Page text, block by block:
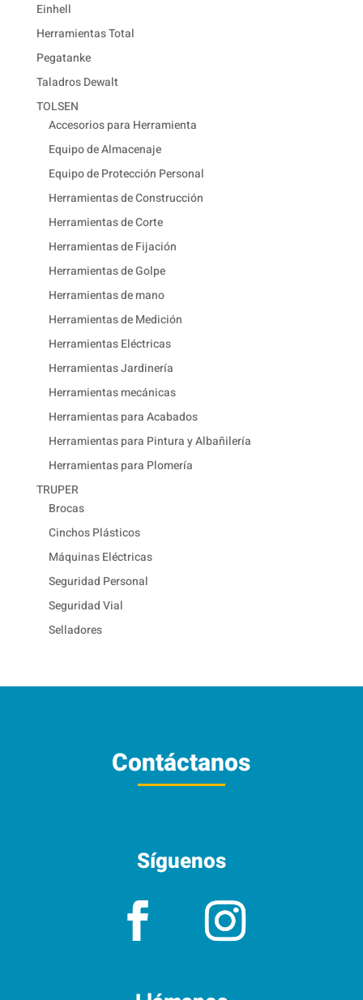
Einhell
Herramientas Total
Pegatanke
Taladros Dewalt
TOLSEN
Accesorios para Herramienta
Equipo de Almacenaje
Equipo de Protección Personal
Herramientas de Construcción
Herramientas de Corte
Herramientas de Fijación
Herramientas de Golpe
Herramientas de mano
Herramientas de Medición
Herramientas Eléctricas
Herramientas Jardinería
Herramientas mecánicas
Herramientas para Acabados
Herramientas para Pintura y Albañilería
Herramientas para Plomería
TRUPER
Brocas
Cinchos Plásticos
Máquinas Eléctricas
Seguridad Personal
Seguridad Vial
Selladores
Contáctanos
Síguenos